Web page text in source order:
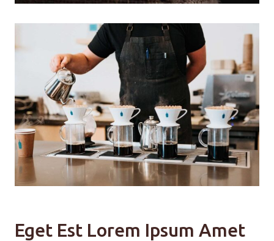
Eget Est Lorem Ipsum Amet